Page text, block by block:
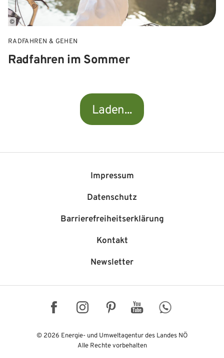
©
RADFAHREN & GEHEN
Radfahren im Sommer
Laden...
Impressum
Datenschutz
Barriere­freiheits­erklärung
Kontakt
Newsletter
FacebookInstagramPinterestYouTubeWhatsApp
© 2026 Energie- und Umweltagentur des Landes NÖ
Alle Rechte vorbehalten